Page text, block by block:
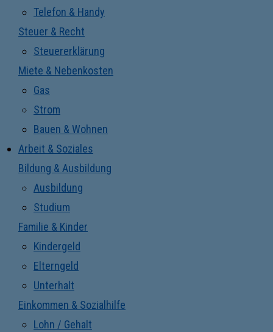
Telefon & Handy
Steuer & Recht
Steuererklärung
Miete & Nebenkosten
Gas
Strom
Bauen & Wohnen
Arbeit & Soziales
Bildung & Ausbildung
Ausbildung
Studium
Familie & Kinder
Kindergeld
Elterngeld
Unterhalt
Einkommen & Sozialhilfe
Lohn / Gehalt